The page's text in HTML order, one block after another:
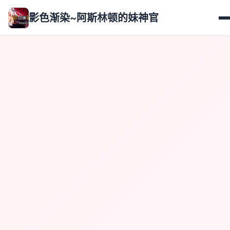
影色渐染~阿斯林顿的妹神官